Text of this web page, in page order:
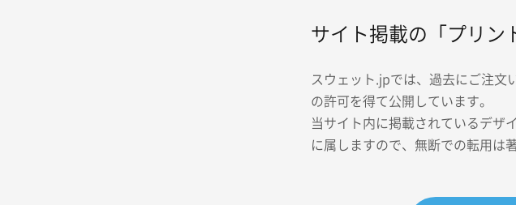
サイト掲載の「プリン
スウェット.jpでは、過去にご注文
の許可を得て公開しています。
当サイト内に掲載されているデザ
に属しますので、無断での転用は